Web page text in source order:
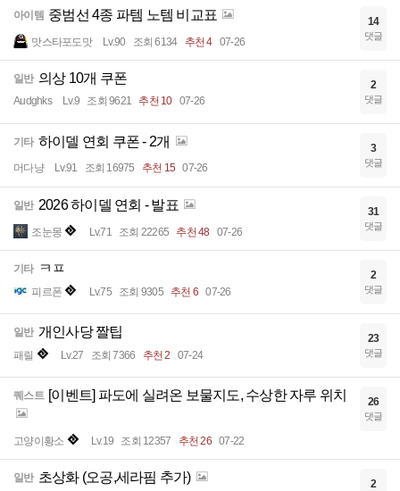
아이템 중범선 4종 파템 노템 비교표
맛스타포도맛 Lv.90 조회 6134 추천 4 07-26
14
댓글
일반 의상 10개 쿠폰
Audghks Lv.9 조회 9621 추천 10 07-26
2
댓글
기타 하이델 연회 쿠폰 - 2개
머다냥 Lv.91 조회 16975 추천 15 07-26
3
댓글
일반 2026 하이델 연회 - 발표
조눈몽 Lv.71 조회 22265 추천 48 07-26
31
댓글
기타 ㅋㅍ
피르폰 Lv.75 조회 9305 추천 6 07-26
2
댓글
일반 개인사당 짤팁
패릴 Lv.27 조회 7366 추천 2 07-24
23
댓글
퀘스트 [이벤트] 파도에 실려온 보물지도, 수상한 자루 위치
고양이황소 Lv.19 조회 12357 추천 26 07-22
26
댓글
일반 초상화 (오공,세라핌 추가) 2